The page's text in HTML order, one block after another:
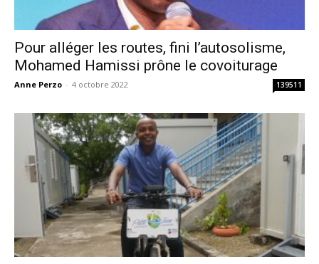
Pour alléger les routes, fini l’autosolisme,
Mohamed Hamissi prône le covoiturage
Anne Perzo - 4 octobre 2022 139511